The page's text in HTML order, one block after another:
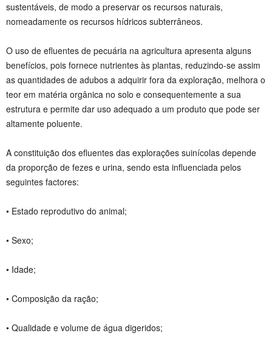
sustentáveis, de modo a preservar os recursos naturais,
nomeadamente os recursos hídricos subterrâneos.
O uso de efluentes de pecuária na agricultura apresenta alguns
benefícios, pois fornece nutrientes às plantas, reduzindo-se assim
as quantidades de adubos a adquirir fora da exploração, melhora o
teor em matéria orgânica no solo e consequentemente a sua
estrutura e permite dar uso adequado a um produto que pode ser
altamente poluente.
A constituição dos efluentes das explorações suinícolas depende
da proporção de fezes e urina, sendo esta influenciada pelos
seguintes factores:
• Estado reprodutivo do animal;
• Sexo;
• Idade;
• Composição da ração;
• Qualidade e volume de água digeridos;